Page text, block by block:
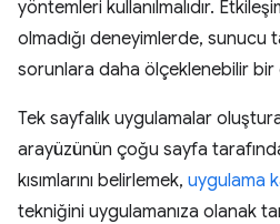
yöntemleri kullanılmalıdır.
olmadığı deneyimlerde, sunucu
sorunlara daha ölçeklenebilir bir
Tek sayfalık uygulamalar
arayüzünün çoğu sayfa
kısımlarını belirlemek, uygulama
tekniğini uygulamanıza olanak